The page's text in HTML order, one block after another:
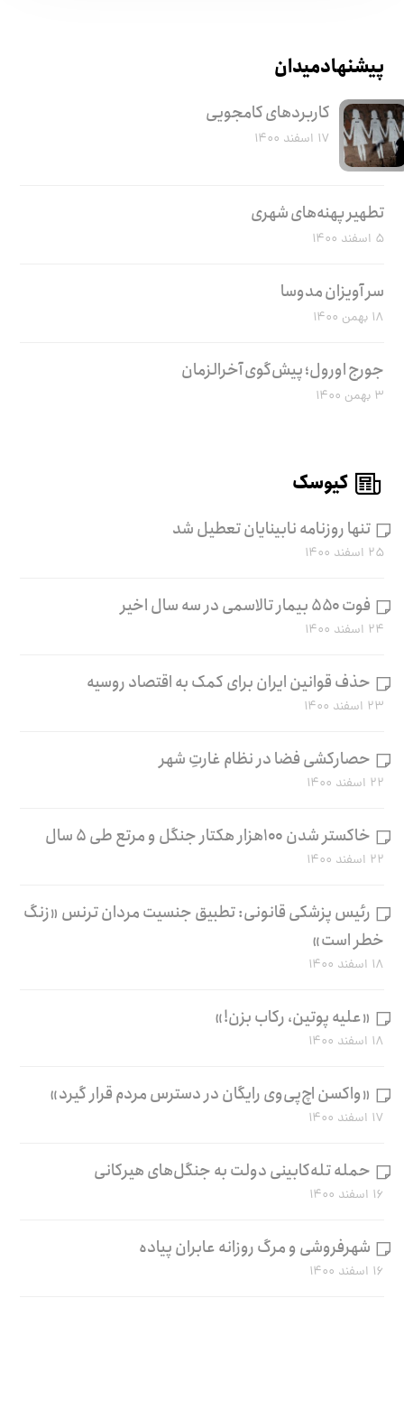
پیشنهاد میدان
کاربرد‌های کامجویی
۱۷ اسفند ۱۴۰۰
تطهیر پهنه‌های شهری
۵ اسفند ۱۴۰۰
سر آویزان مدوسا
۱۸ بهمن ۱۴۰۰
جورج اورول؛ پیش‌گوی آخرالزمان
۳ بهمن ۱۴۰۰
کیوسک
تنها روزنامه نابینایان تعطیل شد
۲۵ اسفند ۱۴۰۰
فوت ۵۵۰ بیمار تالاسمی در سه سال اخیر
۲۴ اسفند ۱۴۰۰
حذف قوانین ایران برای کمک به اقتصاد روسیه
۲۳ اسفند ۱۴۰۰
حصارکشی فضا در نظام غارتِ شهر
۲۲ اسفند ۱۴۰۰
خاکستر شدن ۱۰۰هزار هکتار جنگل و مرتع طی ۵ سال
۲۲ اسفند ۱۴۰۰
رئیس پزشکی قانونی: تطبیق جنسیت مردان ترنس «زنگ
خطر است»
۱۸ اسفند ۱۴۰۰
«علیه پوتین، رکاب بزن!»
۱۸ اسفند ۱۴۰۰
«واکسن اچ‌پی‌وی رایگان در دسترس مردم قرار گیرد»
۱۷ اسفند ۱۴۰۰
حمله تله‌کابینی دولت به جنگل‌های هیرکانی
۱۶ اسفند ۱۴۰۰
شهرفروشی و مرگ روزانه عابران پیاده
۱۶ اسفند ۱۴۰۰